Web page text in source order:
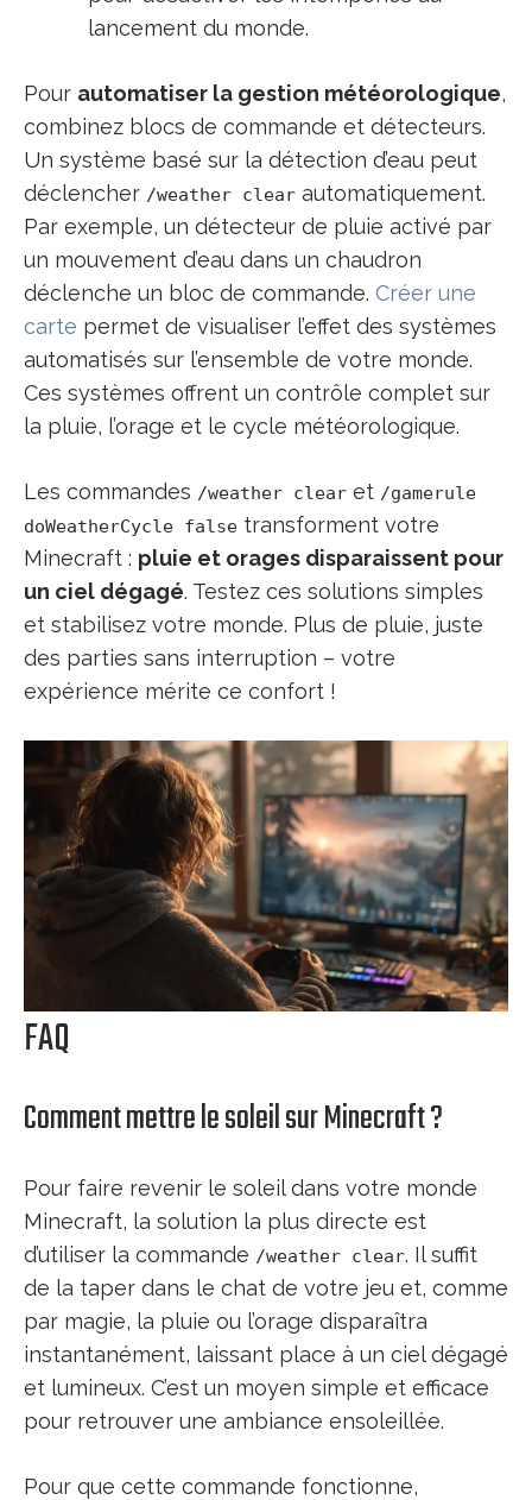
lancement du monde.
Pour automatiser la gestion météorologique,
combinez blocs de commande et détecteurs.
Un système basé sur la détection d’eau peut
déclencher /weather clear automatiquement.
Par exemple, un détecteur de pluie activé par
un mouvement d’eau dans un chaudron
déclenche un bloc de commande. Créer une
carte permet de visualiser l’effet des systèmes
automatisés sur l’ensemble de votre monde.
Ces systèmes offrent un contrôle complet sur
la pluie, l’orage et le cycle météorologique.
Les commandes /weather clear et /gamerule
doWeatherCycle false transforment votre
Minecraft : pluie et orages disparaissent pour
un ciel dégagé. Testez ces solutions simples
et stabilisez votre monde. Plus de pluie, juste
des parties sans interruption – votre
expérience mérite ce confort !
FAQ
Comment mettre le soleil sur Minecraft ?
Pour faire revenir le soleil dans votre monde
Minecraft, la solution la plus directe est
d’utiliser la commande /weather clear. Il suffit
de la taper dans le chat de votre jeu et, comme
par magie, la pluie ou l’orage disparaîtra
instantanément, laissant place à un ciel dégagé
et lumineux. C’est un moyen simple et efficace
pour retrouver une ambiance ensoleillée.
Pour que cette commande fonctionne,